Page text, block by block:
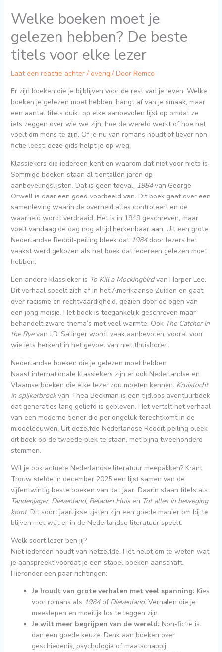
Welke boeken moet je
gelezen hebben? De beste
titels voor elke lezer
Laat een reactie achter / overig / Door Remco
Er zijn boeken die je bijblijven voor de rest van je leven. Welke
boeken je gelezen moet hebben, hangt af van je smaak, maar
een aantal titels duikt op elke aanbevolen lijst op omdat ze
iets zeggen over wie we zijn, hoe de wereld werkt of hoe het
voelt om mens te zijn. Of je nu van romans houdt of liever non-
fictie leest: deze gids helpt je op weg.
Klassiekers die iedereen kent en waarom dat niet voor niets is
Sommige boeken staan al tientallen jaren op
aanbevelingslijsten. Dat is geen toeval. 1984van George
Orwell is daar een goed voorbeeld van. Dit boek gaat over een
samenleving waarin de overheid alles controleert en de
waarheid wordt verdraaid. Het is in 1949 geschreven, maar
voelt vandaag de dag nog altijd herkenbaar aan. Uit een grote
Nederlandse Reddit-peiling bleek dat 1984door lezers het
vaakst werd gekozen als het boek dat iedereen gelezen moet
hebben.
Een andere klassieker is To Kill a Mockingbirdvan Harper Lee.
Dit verhaal speelt zich af in het Amerikaanse Zuiden en gaat
over racisme en rechtvaardigheid, gezien door de ogen van
een jong meisje. Het boek is toegankelijk geschreven maar
behandelt zware thema’s met veel warmte. Ook The Catcher in
the Ryevan J.D. Salinger wordt vaak aanbevolen, vooral voor
wie iets herkent in het gevoel van niet thuishoren.
Nederlandse boeken die je gelezen moet hebben
Naast internationale klassiekers zijn er ook Nederlandse en
Vlaamse boeken die elke lezer zou moeten kennen. Kruistocht
in spijkerbroekvan Thea Beckman is een tijdloos avontuurboek
dat generaties lang geliefd is gebleven. Het vertelt het verhaal
van een moderne tiener die per ongeluk terechtkomt in de
middeleeuwen. Uit dezelfde Nederlandse Reddit-peiling bleek
dit boek op de tweede plek te staan, met bijna tweehonderd
stemmen.
Wil je ook actuele Nederlandse literatuur meepakken? Krant
Trouw stelde in december 2025 een lijst samen van de
vijfentwintig beste boeken van dat jaar. Daarin staan titels als
Tandenjager, Dievenland, Beladen Huisen Tot alles in beweging
komt. Dit soort jaarlijkse lijsten zijn een goede manier om bij te
blijven met wat er in de Nederlandse literatuur speelt.
Welk soort lezer ben jij?
Niet iedereen houdt van hetzelfde. Het helpt om te weten wat
je aanspreekt voordat je een stapel boeken aanschaft.
Hieronder een paar richtingen:
Je houdt van grote verhalen met veel spanning: Kies
voor romans als 1984of Dievenland. Verhalen die je
meeslepen en moeilijk los te leggen zijn.
Je wilt meer begrijpen van de wereld: Non-fictie is
dan een goede keuze. Denk aan boeken over
geschiedenis, psychologie of maatschappij.